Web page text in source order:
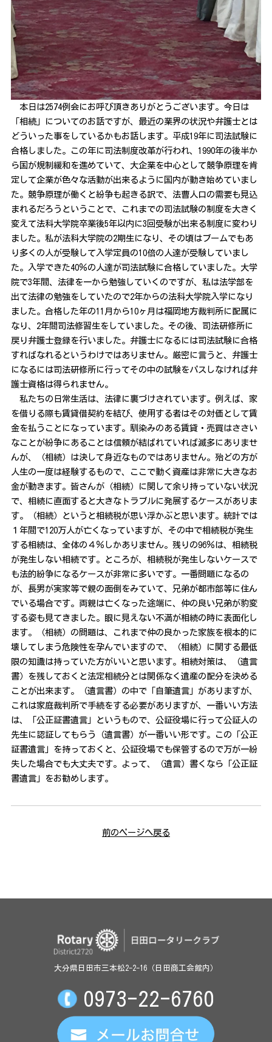
本日は2574例会にお呼び頂きありがとうございます。今日は
「相続」についてのお話ですが、最近の業界の状況や弁護士とは
どういった事をしているかもお話します。平成19年に司法試験に
合格しました。この年に司法制度改革が行われ、1990年の後半か
ら国が規制緩和を進めていて、大企業を中心として競争原理を肯
定して企業が色々な活動が出来るように国内が動き始めていまし
た。競争原理が働くと紛争も起きる訳で、法曹人口の需要も見込
まれるだろうということで、これまでの司法試験の制度を大きく
変えて法科大学院卒業後5年以内に3回受験が出来る制度に変わり
ました。私が法科大学院の2期生になり、その頃はブームでもあ
り多くの人が受験して入学定員の10倍の人達が受験していまし
た。入学できた40％の人達が司法試験に合格していました。大学
院で3年間、法律を一から勉強していくのですが、私は法学部を
出て法律の勉強をしていたので2年からの法科大学院入学になり
ました。合格した年の11月から10ヶ月は福岡地方裁判所に配属に
なり、2年間司法修習生をしていました。その後、司法研修所に
戻り弁護士登録を行いました。弁護士になるには司法試験に合格
すればなれるというわけではありません。厳密に言うと、弁護士
になるには司法研修所に行ってその中の試験をパスしなければ弁
護士資格は得られません。
私たちの日常生活は、法律に裏づけされています。例えば、家
を借りる際も賃貸借契約を結び、使用する者はその対価として賃
金を払うことになっています。馴染みのある賃貸・売買はささい
なことが紛争にあることは信頼が結ばれていれば滅多にありませ
んが、（相続）は決して身近なものではありません。殆どの方が
人生の一度は経験するもので、ここで動く資産は非常に大きなお
金が動きます。皆さんが（相続）に関して余り持っていない状況
で、相続に直面すると大きなトラブルに発展するケースがありま
す。（相続）というと相続税が思い浮かぶと思います。統計では
１年間で120万人が亡くなっていますが、その中で相続税が発生
する相続は、全体の４％しかありません。残りの96％は、相続税
が発生しない相続です。ところが、相続税が発生しないケースで
も法的紛争になるケースが非常に多いです。一番問題になるの
が、長男が実家等で親の面倒をみていて、兄弟が都市部等に住ん
でいる場合です。両親は亡くなった途端に、仲の良い兄弟が豹変
する姿も見てきました。眼に見えない不満が相続の時に表面化し
ます。（相続）の問題は、これまで仲の良かった家族を根本的に
壊してしまう危険性を孕んでいますので、（相続）に関する最低
限の知識は持っていた方がいいと思います。相続対策は、（遺言
書）を残しておくと法定相続分とは関係なく遺産の配分を決める
ことが出来ます。（遺言書）の中で「自筆遺言」がありますが、
これは家庭裁判所で手続をする必要がありますが、一番いい方法
は、「公正証書遺言」というもので、公証役場に行って公証人の
先生に認証してもらう（遺言書）が一番いい形です。この「公正
証書遺言」を持っておくと、公証役場でも保管するので万が一紛
失した場合でも大丈夫です。よって、（遺言）書くなら「公正証
書遺言」をお勧めします。
前のページへ戻る
大分県日田市三本松2-2-16（日田商工会館内）
0973-22-6760